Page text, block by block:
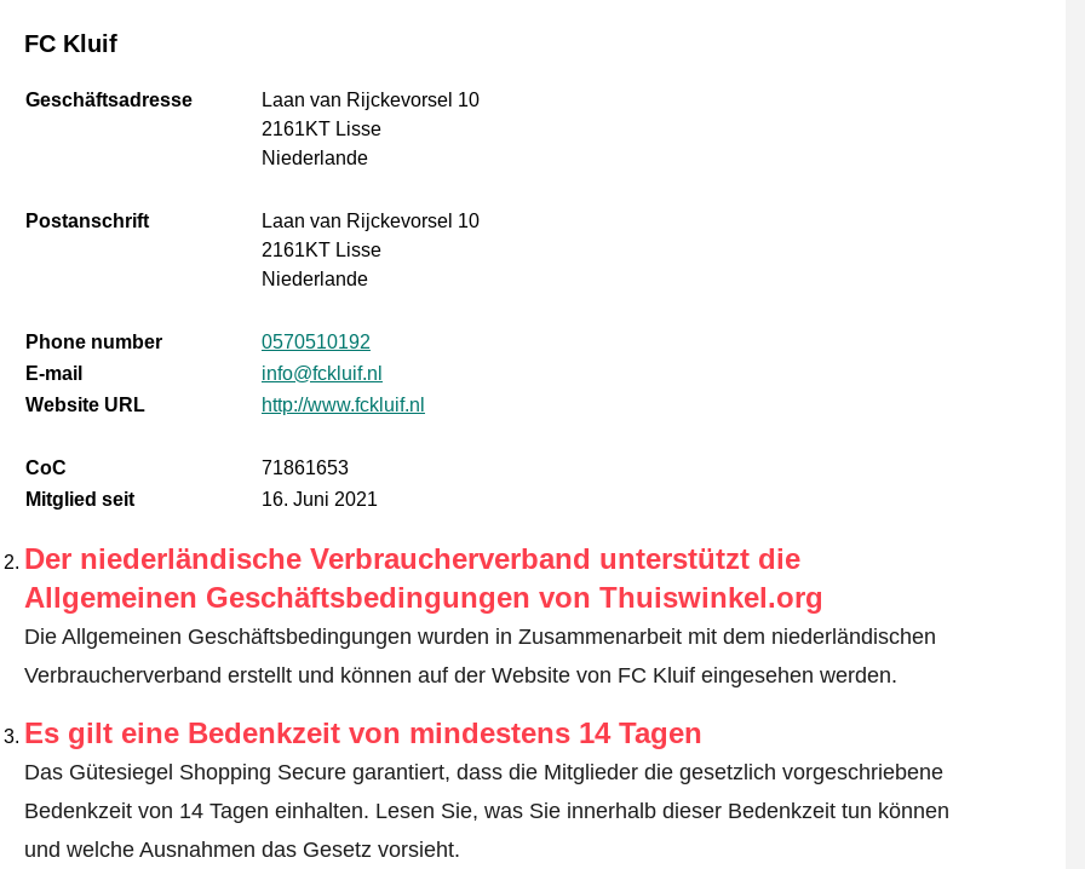
FC Kluif
Geschäftsadresse
Laan van Rijckevorsel 10
2161KT Lisse
Niederlande
Postanschrift
Laan van Rijckevorsel 10
2161KT Lisse
Niederlande
Phone number
0570510192
E-mail
info@fckluif.nl
Website URL
http://www.fckluif.nl
CoC
71861653
Mitglied seit
16. Juni 2021
Der niederländische Verbraucherverband unterstützt die
Allgemeinen Geschäftsbedingungen von Thuiswinkel.org
Die Allgemeinen Geschäftsbedingungen wurden in Zusammenarbeit mit dem niederländischen
Verbraucherverband erstellt und können auf der Website von FC Kluif eingesehen werden.
Es gilt eine Bedenkzeit von mindestens 14 Tagen
Das Gütesiegel Shopping Secure garantiert, dass die Mitglieder die gesetzlich vorgeschriebene
Bedenkzeit von 14 Tagen einhalten. Lesen Sie, was Sie innerhalb dieser Bedenkzeit tun können
und welche Ausnahmen das Gesetz vorsieht.